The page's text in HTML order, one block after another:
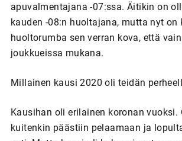
apuvalmentajana -07:ssa. Äitikin on
kauden -08:n huoltajana, mutta nyt on
huoltorumba sen verran kova, että
joukkueissa mukana.
Millainen kausi 2020 oli teidän
Kausihan oli erilainen koronan vuoksi.
kuitenkin päästiin pelaamaan ja